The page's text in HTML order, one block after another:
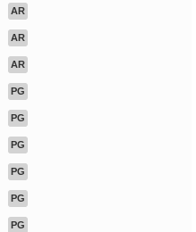
AR
AR
AR
PG
PG
PG
PG
PG
PG